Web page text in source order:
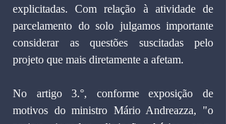
explicitadas. Com relação à atividade de
parcelamento do solo julgamos importante
considerar as questões suscitadas pelo
projeto que mais diretamente a afetam.
No artigo 3.°, conforme exposição de
motivos do ministro Mário Andreazza, "o